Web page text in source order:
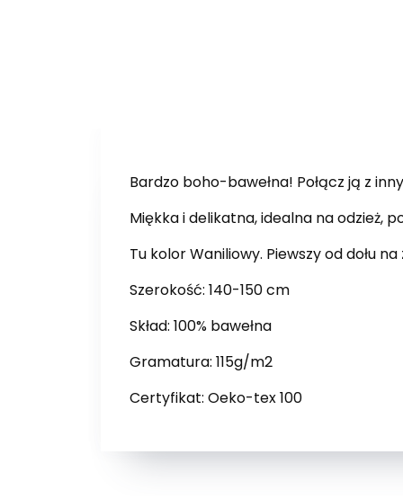
Bardzo boho-bawełna! Połącz ją z
Miękka i delikatna, idealna na odzież,
Tu kolor Waniliowy. Piewszy od dołu
Szerokość: 140-150 cm
Skład: 100% bawełna
Gramatura: 115g/m2
Certyfikat: Oeko-tex 100